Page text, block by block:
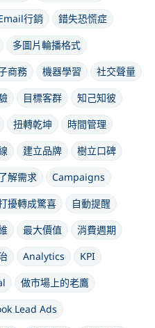
行銷
錯失恐慌症
多圖片輪播格式
商務 機器學習
社交聲量
目標客群
知己知彼
扭轉乾坤
時間管理
建立品牌
樹立口碑
解需求
Campaigns
擾轉成驚喜
自動提醒
最大價值
消費週期
Analytics
KPI
做市場上的老鷹
Lead Ads